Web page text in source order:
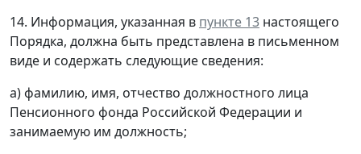
14. Информация, указанная в пункте 13 настоящего
Порядка, должна быть представлена в письменном
виде и содержать следующие сведения:
а) фамилию, имя, отчество должностного лица
Пенсионного фонда Российской Федерации и
занимаемую им должность;